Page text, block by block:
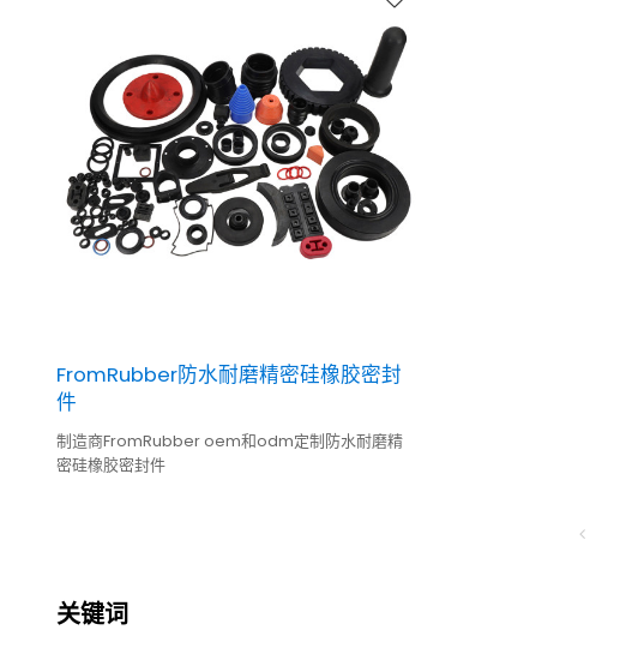
FromRubber防水耐磨精密硅橡胶密封
件
制造商FromRubber oem和odm定制防水耐磨精
密硅橡胶密封件
关键词